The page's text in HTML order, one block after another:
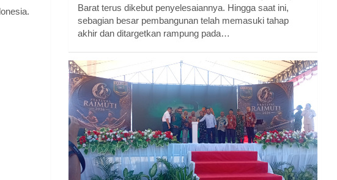
Barat terus dikebut penyelesaiannya. Hingga saat ini,
sebagian besar pembangunan telah memasuki tahap
akhir dan ditargetkan rampung pada…